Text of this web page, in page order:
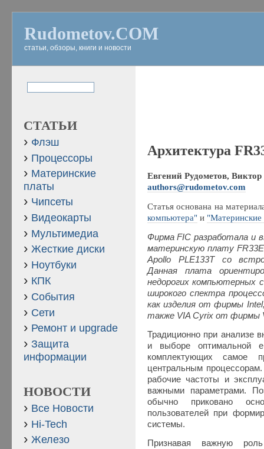
Rudometov.COM
статьи, обзоры, книги и новости
Архитектура
Евгений Рудометов, Виктор
authors@rudometov.com
Статья основана на
компьютера"и
Фирма FIC разработала и
материнскую плату
Apollo PLE133T со
Данная плата
недорогих компьютерных
широкого спектра
как изделия от фирмы
также VIA Cyrix от фирмы
Традиционно при анализе
и выборе оптимальной
комплектующих самое
центральным
рабочие частоты и
важными параметрами.
обычно приковано
пользователей при
системы.
Признавая важную
СТАТЬИ
Флэш
Процессоры
Материнские
платы
Чипсеты
Видеокарты
Мультимедиа
Жесткие диски
Ноутбуки
КПК
События
Сети
Ремонт и upgrade
Защита
информации
НОВОСТИ
Все Новости
Hi-Tech
Железо